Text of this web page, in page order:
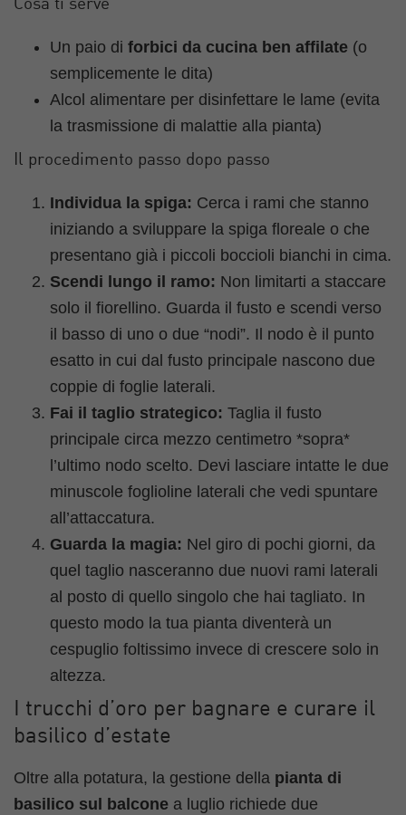
Cosa ti serve
Un paio di forbici da cucina ben affilate (o
semplicemente le dita)
Alcol alimentare per disinfettare le lame (evita
la trasmissione di malattie alla pianta)
Il procedimento passo dopo passo
Individua la spiga: Cerca i rami che stanno
iniziando a sviluppare la spiga floreale o che
presentano già i piccoli boccioli bianchi in cima.
Scendi lungo il ramo: Non limitarti a staccare
solo il fiorellino. Guarda il fusto e scendi verso
il basso di uno o due “nodi”. Il nodo è il punto
esatto in cui dal fusto principale nascono due
coppie di foglie laterali.
Fai il taglio strategico: Taglia il fusto
principale circa mezzo centimetro *sopra*
l’ultimo nodo scelto. Devi lasciare intatte le due
minuscole foglioline laterali che vedi spuntare
all’attaccatura.
Guarda la magia: Nel giro di pochi giorni, da
quel taglio nasceranno due nuovi rami laterali
al posto di quello singolo che hai tagliato. In
questo modo la tua pianta diventerà un
cespuglio foltissimo invece di crescere solo in
altezza.
I trucchi d’oro per bagnare e curare il
basilico d’estate
Oltre alla potatura, la gestione della pianta di
basilico sul balcone a luglio richiede due